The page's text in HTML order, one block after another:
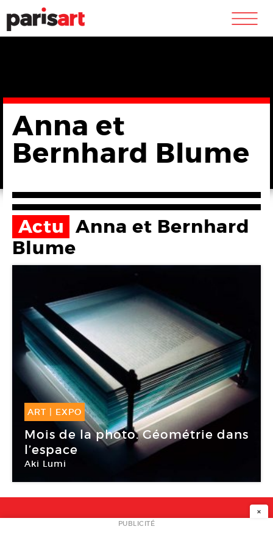
m
Anna et
Bernhard Blume
Actu Anna et Bernhard
Blume
ART | EXPO
29 Mar -14 Juin 2017
Mois de la photo. Géométrie dans
l’espace
Aki Lumi
NEWSLETTER
×
PUBLICITÉ